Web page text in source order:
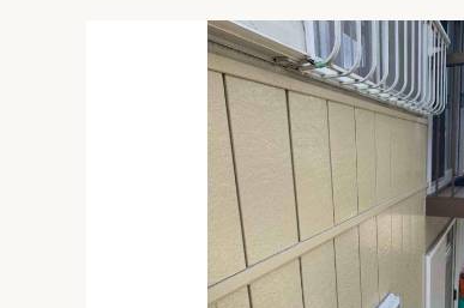
リフォームアクセル